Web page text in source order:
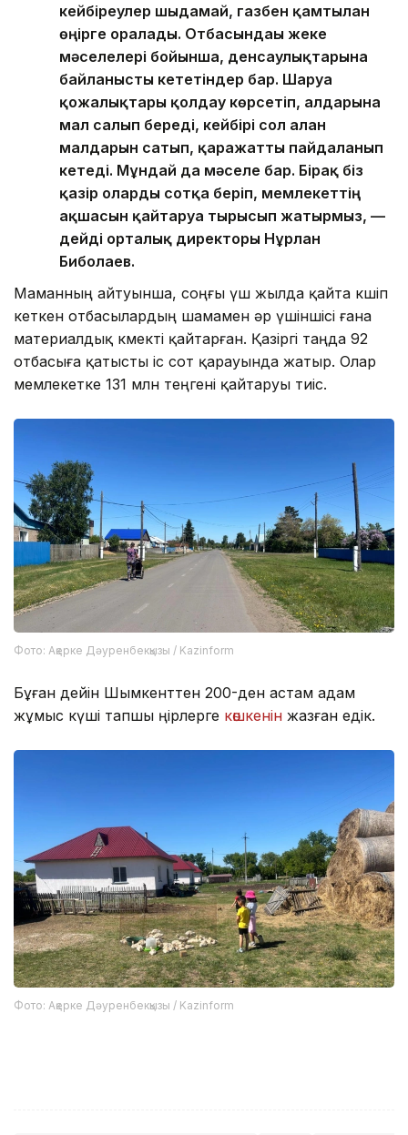
кейбіреулер шыдамай, газбен қамтылған
өңірге оралады. Отбасындағы жеке
мәселелері бойынша, денсаулықтарына
байланысты кететіндер бар. Шаруа
қожалықтары қолдау көрсетіп, алдарына
мал салып береді, кейбірі сол алған
малдарын сатып, қаражатты пайдаланып
кетеді. Мұндай да мәселе бар. Бірақ біз
қазір оларды сотқа беріп, мемлекеттің
ақшасын қайтаруға тырысып жатырмыз, —
дейді орталық директоры Нұрлан
Биболаев.
Маманның айтуынша, соңғы үш жылда қайта көшіп
кеткен отбасылардың шамамен әр үшіншісі ғана
материалдық көмекті қайтарған. Қазіргі таңда 92
отбасыға қатысты іс сот қарауында жатыр. Олар
мемлекетке 131 млн теңгені қайтаруы тиіс.
Фото: Ақерке Дәуренбекқызы / Kazinform
Бұған дейін Шымкенттен 200-ден астам адам
жұмыс күші тапшы өңірлерге көшкенін жазған едік.
Фото: Ақерке Дәуренбекқызы / Kazinform